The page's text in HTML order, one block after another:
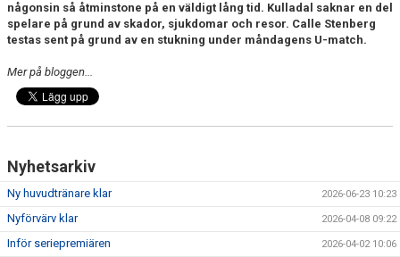
KFF HERR A INSTAGRAM
någonsin så åtminstone på en väldigt lång tid. Kulladal saknar en del
spelare på grund av skador, sjukdomar och resor. Calle Stenberg
testas sent på grund av en stukning under måndagens U-match.
Mer på bloggen...
Nyhetsarkiv
Ny huvudtränare klar 2026-06-23 10:23
Nyförvärv klar 2026-04-08 09:22
Inför seriepremiären 2026-04-02 10:06